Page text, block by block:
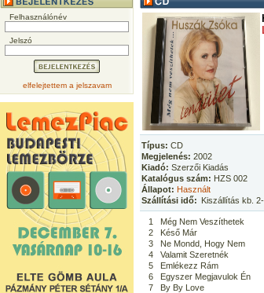
Felhasználónév
Jelszó
elfelejtettem a jelszavam
Típus: CD
Megjelenés: 2002
Kiadó: Szerzői Kiadás
Katalógus szám: HZS 002
Állapot: Használt
Szállítási idő: Kiszállítás kb.
1
Még Nem Veszíthetek
2
Késő Már
3
Ne Mondd, Hogy Nem
4
Valamit Szeretnék
5
Emlékezz Rám
6
Egyszer Megjavulok Én
7
By By Love